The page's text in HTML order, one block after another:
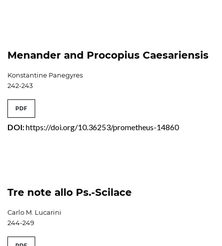
Menander and Procopius Caesariensis
Konstantine Panegyres
242-243
PDF
DOI:https://doi.org/10.36253/prometheus-14860
Tre note allo Ps.-Scilace
Carlo M. Lucarini
244-249